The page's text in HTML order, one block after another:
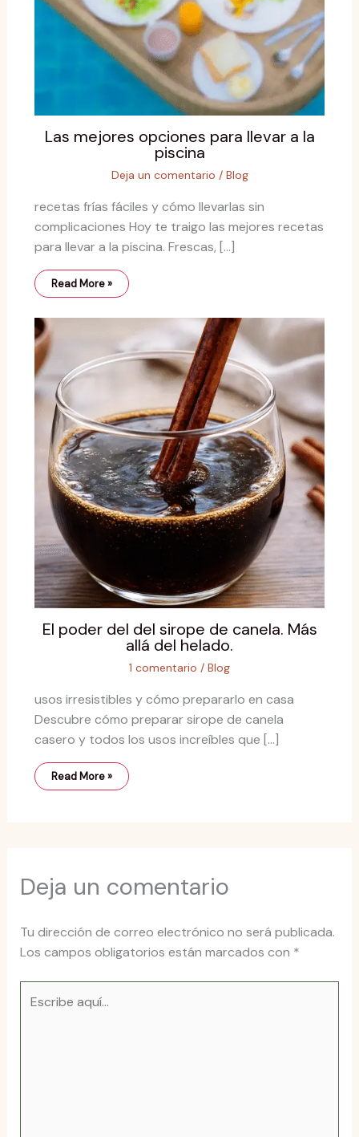
Las mejores opciones para llevar a la
piscina
Deja un comentario / Blog
recetas frías fáciles y cómo llevarlas sin
complicaciones Hoy te traigo las mejores recetas
para llevar a la piscina. Frescas, […]
Read More »
El poder del del sirope de canela. Más
allá del helado.
1 comentario / Blog
usos irresistibles y cómo prepararlo en casa
Descubre cómo preparar sirope de canela
casero y todos los usos increíbles que […]
Read More »
Deja un comentario
Tu dirección de correo electrónico no será publicada.
Los campos obligatorios están marcados con *
aquí...